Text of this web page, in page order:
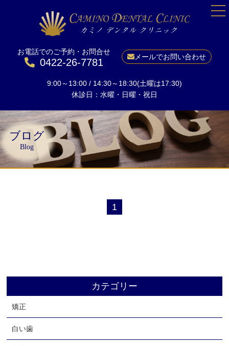
お電話でのご予約・お問合せ
0422-26-7781 メールでお問い合わせ
9:00～13:00 / 14:30～18:30(土曜は17:30)
休診日：水曜・日曜・祝日
ブログ
Blog
HOME
当院について
一般歯科
予防
小児矯正
成人矯正
インプラント
ブログ
リクルート
カテゴリー
矯正
白い歯
1